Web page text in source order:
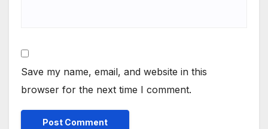
Save my name, email, and website in this
browser for the next time I comment.